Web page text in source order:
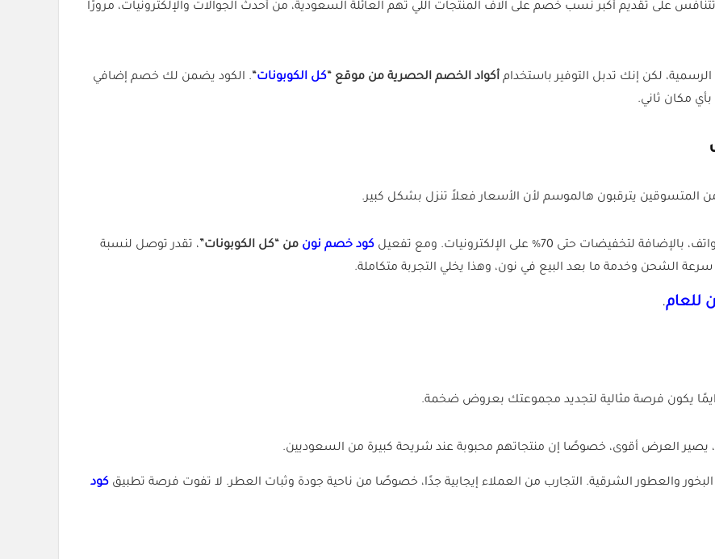
على تقديم أكبر نسب خصم على آلاف المنتجات اللي تهم العائلة السعودية، من أحدث الجوالات والإلكترونيات، مرورًا
لكن إنك تدبل التوفير باستخدام أكواد الخصم الحصرية من موقع “كل الكوبونات“. الكود يضمن لك خصم إضافي
مكان ثاني.
من المتسوقين يترقبون هالموسم لأن الأسعار فعلاً تنزل بشكل كبير.
كود خصم نون من “كل الكوبونات”، تقدر توصل لنسبة
سرعة الشحن وخدمة ما بعد البيع في نون، وهذا يخلي التجربة متكاملة.
للعام.
يكون فرصة مثالية لتجديد مجموعتك بعروض ضخمة.
، يصير العرض أقوى، خصوصًا إن منتجاتهم محبوبة عند شريحة كبيرة من السعوديين.
كود